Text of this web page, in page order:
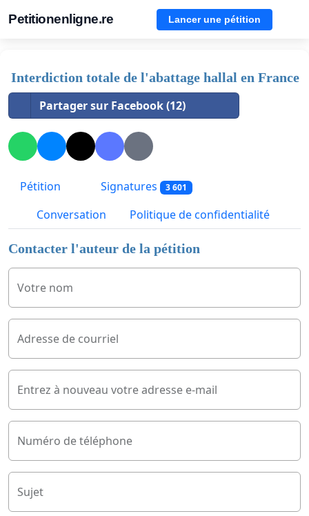
Petitionenligne.re Lancer une pétition
Interdiction totale de l'abattage hallal en France
Partager sur Facebook (12)
Pétition Signatures 3 601
Conversation Politique de confidentialité
Contacter l'auteur de la pétition
Votre nom
Adresse de courriel
Entrez à nouveau votre adresse e-mail
Numéro de téléphone
Sujet